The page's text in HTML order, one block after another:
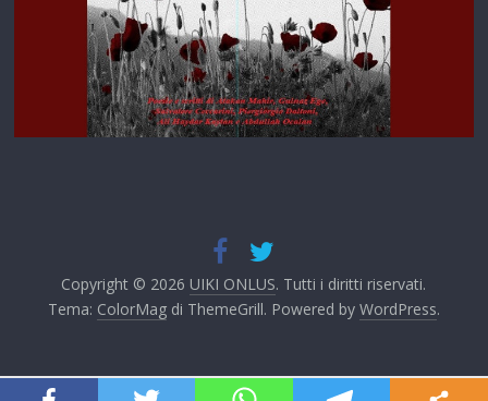
Copyright © 2026 UIKI ONLUS. Tutti i diritti riservati.
Tema: ColorMagdi ThemeGrill. Powered by WordPress.